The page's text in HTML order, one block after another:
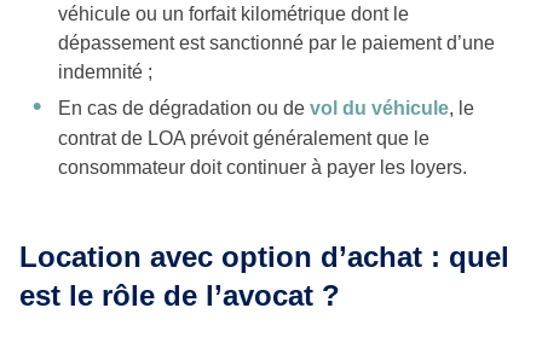
véhicule ou un forfait kilométrique dont le
dépassement est sanctionné par le paiement d’une
indemnité ;
En cas de dégradation ou de vol du véhicule, le
contrat de LOA prévoit généralement que le
consommateur doit continuer à payer les loyers.
Location avec option d’achat : quel
est le rôle de l’avocat ?